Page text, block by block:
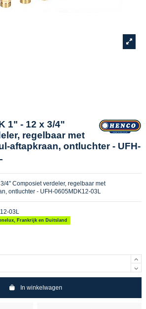
1" - 12 x 3/4"
regelbaar met
aftapkraan, ontluchter - UFH-
4" Composiet verdeler, regelbaar met
ontluchter - UFH-0605MDK12-03L
03L
Frankrijk en Duitsland
In winkelwagen